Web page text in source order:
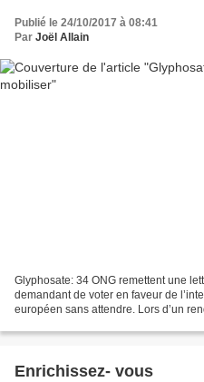
Publié le 24/10/2017 à 08:41
Par Joël Allain
Glyphosate: 34 ONG remettent une
demandant de voter en faveur de
européen sans attendre. Lors d’un
Enrichissez- vous